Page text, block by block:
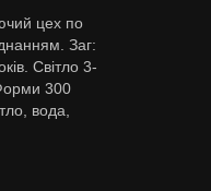
цех по
Заг:
Світло 3-
300
вода,